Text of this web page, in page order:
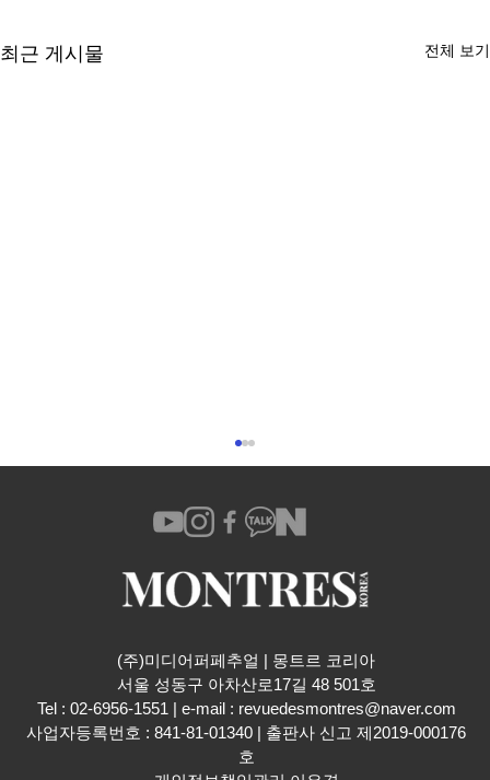
최근 게시물 전체 보기
다이얼 위 전설, 로저드뷔 엑스칼리버 원탁
의 기사 마법사 멀린
(주)미디어퍼페추얼 | 몽트르 코리아
​서울 성동구 아차산로17길 48 501호
Tel : 02-6956-1551 | e-mail : revuedesmontres@naver.com
사업자등록번호 : 841-81-01340 | 출판사 신고 제2019-000176
호